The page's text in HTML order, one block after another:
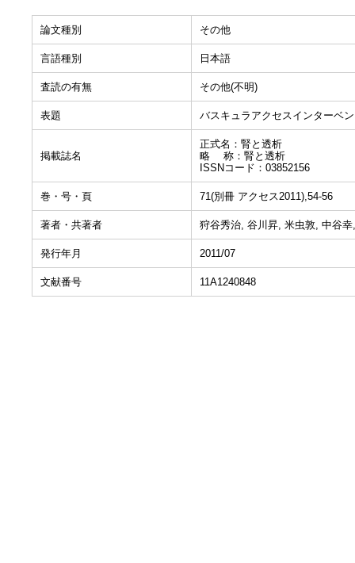
論文種別 その他
言語種別 日本語
査読の有無 その他(不明)
表題 バスキュラアクセスインターベ
掲載誌名
正式名：腎と透析
略 称：腎と透析
ISSNコード：03852156
巻・号・頁 71(別冊 アクセス2011),54-56
著者・共著者 狩谷秀治, 谷川昇, 米虫敦, 中谷
発行年月 2011/07
文献番号 11A1240848